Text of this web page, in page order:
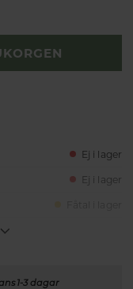
Ej i lager
Ej i lager
1-3 dagar